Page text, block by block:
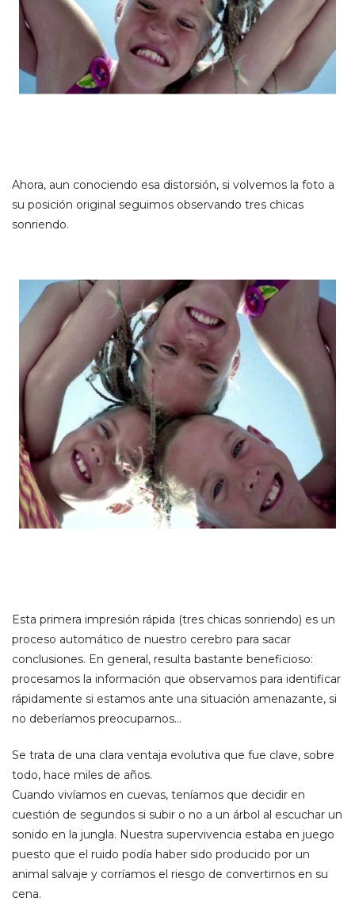
Ahora, aun conociendo esa distorsión, si volvemos la foto a
su posición original seguimos observando tres chicas
sonriendo.
Esta primera impresión rápida (tres chicas sonriendo) es un
proceso automático de nuestro cerebro para sacar
conclusiones. En general, resulta bastante beneficioso:
procesamos la información que observamos para identificar
rápidamente si estamos ante una situación amenazante, si
no deberíamos preocuparnos…
Se trata de una clara ventaja evolutiva que fue clave, sobre
todo, hace miles de años.
Cuando vivíamos en cuevas, teníamos que decidir en
cuestión de segundos si subir o no a un árbol al escuchar un
sonido en la jungla. Nuestra supervivencia estaba en juego
puesto que el ruido podía haber sido producido por un
animal salvaje y corríamos el riesgo de convertirnos en su
cena.